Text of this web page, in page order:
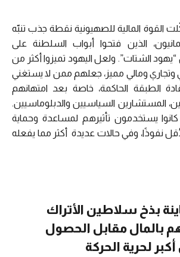
القوة المالية للصهيونية نقطة جذب تنبّه
الذين فتحوا أبواب السلطنة على
الشتات”. ولعل اليهود تميزوا أكثر من
ومالي مميز، جعلهم ممن لا يستغني
الطبقة الحاكمة، خاصة بعد امتهانهم
المستشارين السياسيين والدبلوماسيين.
يستخدمون تأثيرهم لمساعدة وحماية
نفوذًا، وفي حالات عديدة أكثر مما يفعله
بذخ سلاطين الأتراك
بالمال مقابل الحصول
لحرية الحركة